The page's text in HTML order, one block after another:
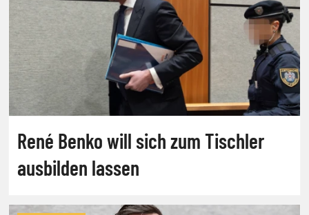
René Benko will sich zum Tischler
ausbilden lassen